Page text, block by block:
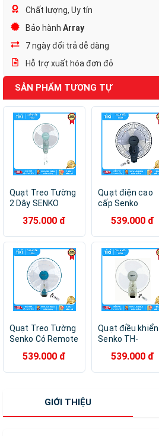
Chất lượng, Uy tín
Bảo hành Array
7 ngày đổi trả dễ dàng
Hỗ trợ xuất hóa đơn đỏ
SẢN PHẨM TƯƠNG TỰ
Quạt Treo Tường
2 Dây SENKO
Ngẫu Nhiên -
Hàng Chính Hãng
375.000 đ
Quạt điện cao
cấp Senko
khiển từ xa bằng
Remote màu
chính hãng
539.000 đ
Quạt Treo Tường
Senko Có Remote
Màu Ngẫu Nhiên -
Hàng Chính Hãng
539.000 đ
Quạt điều khiển
Senko TH-
chính hãng
539.000 đ
GIỚI THIỆU